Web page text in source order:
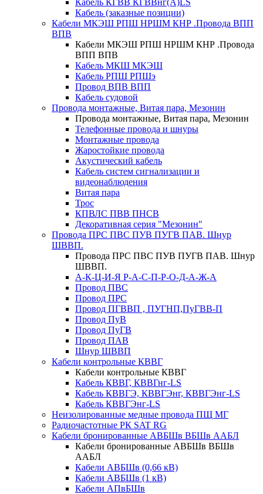
Кабель КГВВ КГВВнг(А)LS
Кабель (заказные позиции)
Кабели МКЭШ РПШ НРШМ КНР .Провода ВПП
ВПВ
Кабели МКЭШ РПШ НРШМ КНР .Провода
ВПП ВПВ
Кабель МКШ МКЭШ
Кабель РПШ РПШэ
Провод ВПВ ВПП
Кабель судовой
Провода монтажные, Витая пара, Мезонин
Провода монтажные, Витая пара, Мезонин
Телефонные провода и шнуры
Монтажные провода
Жаростойкие провода
Акустический кабель
Кабель систем сигнализации и
видеонаблюдения
Витая пара
Трос
КПВЛС ПВВ ПНСВ
Декоративная серия "Мезонин"
Провода ПРС ПВС ПУВ ПУГВ ПАВ. Шнур
ШВВП.
Провода ПРС ПВС ПУВ ПУГВ ПАВ. Шнур
ШВВП.
А-К-Ц-И-Я Р-А-С-П-Р-О-Д-А-Ж-А
Провод ПВС
Провод ПРС
Провод ПГВВП , ПУГНП,ПуГВВ-П
Провод ПуВ
Провод ПуГВ
Провод ПАВ
Шнур ШВВП
Кабели контрольные КВВГ
Кабели контрольные КВВГ
Кабель КВВГ, КВВГнг-LS
Кабель КВВГЭ, КВВГЭнг, КВВГЭнг-LS
Кабель КВВГЭнг-LS
Неизолированные медные провода ПЩ МГ
Радиочастотные РК SAT RG
Кабели бронированные АВБШв ВБШв ААБЛ
Кабели бронированные АВБШв ВБШв
ААБЛ
Кабели АВБШв (0,66 кВ)
Кабели АВБШв (1 кВ)
Кабели АПвБШв